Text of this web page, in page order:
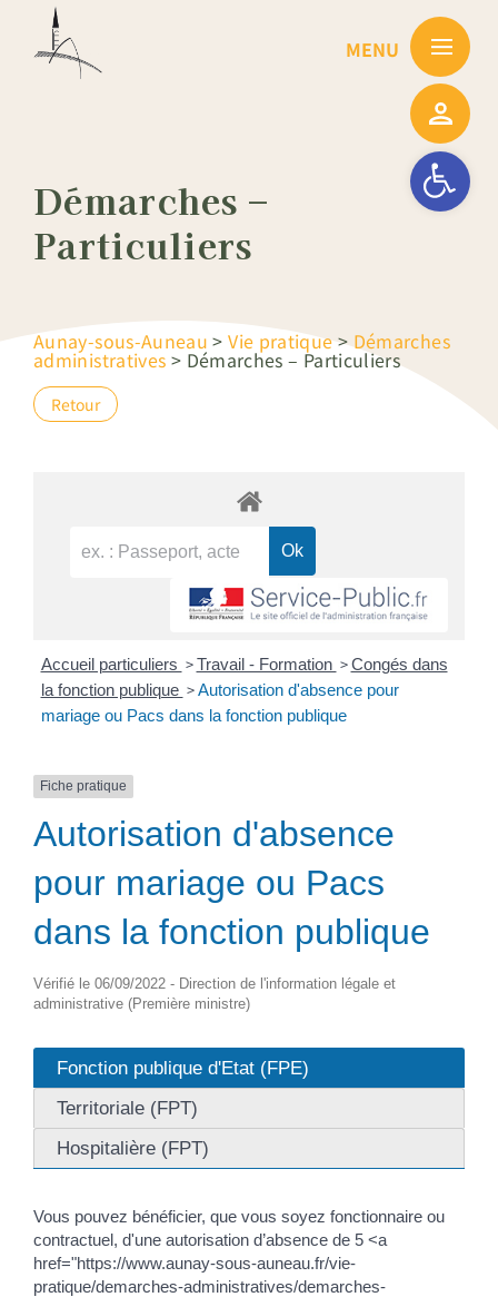
Ouvrir la
Démarches –
Particuliers
Aunay-sous-Auneau >Vie pratique>Démarches
administratives > Démarches – Particuliers
Retour
Accueil particuliers > Travail - Formation > Congés dans
la fonction publique > Autorisation d'absence pour
mariage ou Pacs dans la fonction publique
Fiche pratique
Autorisation d'absence
pour mariage ou Pacs
dans la fonction publique
Vérifié le 06/09/2022 - Direction de l'information légale et
administrative (Première ministre)
Fonction publique d'Etat (FPE)
Territoriale (FPT)
Hospitalière (FPT)
Vous pouvez bénéficier, que vous soyez fonctionnaire ou
contractuel, d'une autorisation d’absence de 5 <a
href="https://www.aunay-sous-auneau.fr/vie-
pratique/demarches-administratives/demarches-